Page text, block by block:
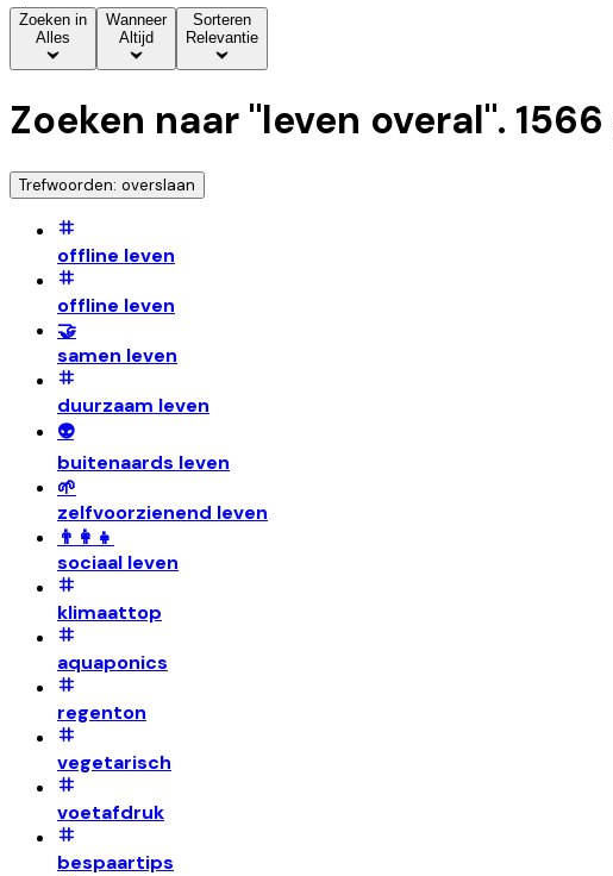
Zoeken in
Alles
Wanneer
Altijd
Sorteren
Relevantie
Zoeken naar "leven overal". 1566
Trefwoorden: overslaan
offline leven
offline leven
🤝
samen leven
duurzaam leven
👽
buitenaards leven
🌱
zelfvoorzienend leven
👨‍👩‍👧
sociaal leven
klimaattop
aquaponics
regenton
vegetarisch
voetafdruk
bespaartips